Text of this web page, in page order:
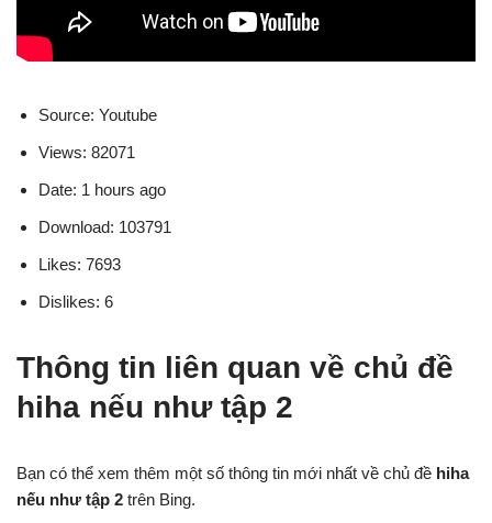
Source: Youtube
Views: 82071
Date: 1 hours ago
Download: 103791
Likes: 7693
Dislikes: 6
Thông tin liên quan về chủ đề
hiha nếu như tập 2
Bạn có thể xem thêm một số thông tin mới nhất về chủ đề hiha
nếu như tập 2 trên Bing.